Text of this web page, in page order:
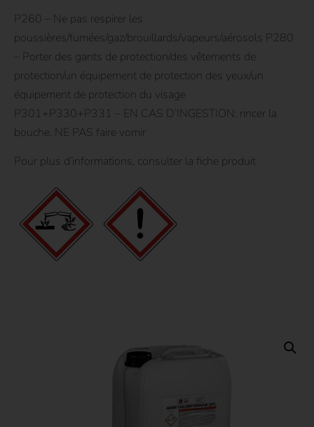
P260 – Ne pas respirer les
poussières/fumées/gaz/brouillards/vapeurs/aérosols P280
– Porter des gants de protection/des vêtements de
protection/un équipement de protection des yeux/un
équipement de protection du visage
P301+P330+P331 – EN CAS D’INGESTION: rincer la
bouche. NE PAS faire vomir
Pour plus d’informations, consulter la fiche produit